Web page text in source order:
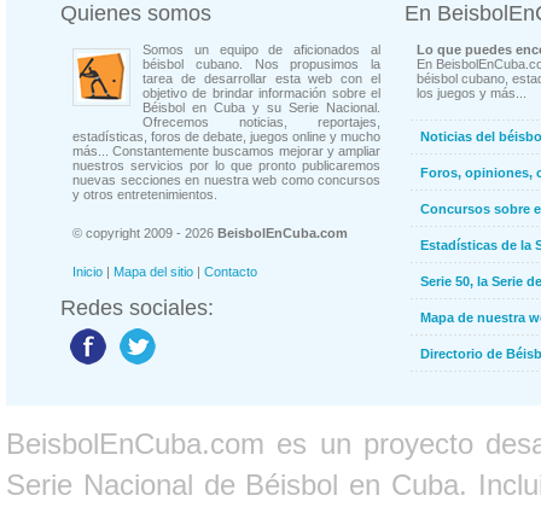
Quienes somos
Somos un equipo de aficionados al
béisbol cubano. Nos propusimos la
tarea de desarrollar esta web con el
objetivo de brindar información sobre el
Béisbol en Cuba y su Serie Nacional.
Ofrecemos noticias, reportajes,
estadísticas, foros de debate, juegos online y mucho
más... Constantemente buscamos mejorar y ampliar
nuestros servicios por lo que pronto publicaremos
nuevas secciones en nuestra web como concursos
y otros entretenimientos.
© copyright 2009 - 2026 BeisbolEnCuba.com
Inicio | Mapa del sitio | Contacto
Redes sociales:
En
Lo que puedes
En
béisbol cubano,
los juegos y más...
Noticias del
Foros, opiniones,
Concursos sobre
Estadísticas de la
Serie 50, la Serie
Mapa de nuestra
Directorio de
BeisbolEnCuba.com es un proyecto
Serie Nacional de Béisbol en Cuba.